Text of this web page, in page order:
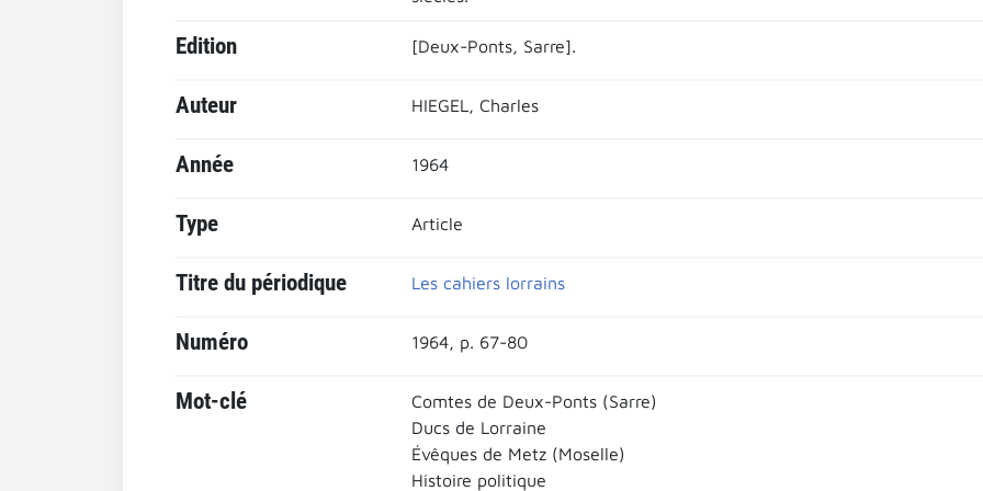
Edition [Deux-Ponts, Sarre].
Auteur HIEGEL, Charles
Année 1964
Type Article
Titre du périodique Les cahiers lorrains
Numéro 1964, p. 67-80
Mot-clé
Comtes de Deux-Ponts (Sarre)
Ducs de Lorraine
Évêques de Metz (Moselle)
Histoire politique